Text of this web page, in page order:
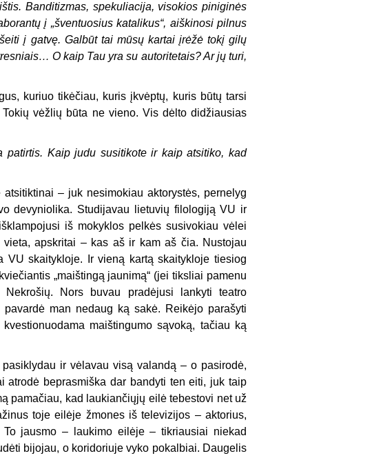
Banditizmas, spekuliacija, visokios piniginės
į „šventuosius katalikus“, aiškinosi pilnus
į gatvę. Galbūt tai mūsų kartai įrėžė tokį gilų
O kaip Tau yra su autoritetais? Ar jų turi,
kuriuo tikėčiau, kuris įkvėptų, kuris būtų tarsi
vėžlių būta ne vieno. Vis dėlto didžiausias
patirtis. Kaip judu susitikote ir kaip atsitiko, kad
atsitiktinai – juk nesimokiau aktorystės, pernelyg
devyniolika. Studijavau lietuvių filologiją VU ir
iš mokyklos pelkės susivokiau vėlei
apskritai – kas aš ir kam aš čia. Nustojau
VU skaitykloje. Ir vieną kartą skaitykloje tiesiog
„maištingą jaunimą“ (jei tiksliai pamenu
Nors buvau pradėjusi lankyti teatro
man nedaug ką sakė. Reikėjo parašyti
maištingumo sąvoką, tačiau ką
ir vėlavau visą valandą – o pasirodė,
atrodė beprasmiška dar bandyti ten eiti, juk taip
pamačiau, kad laukiančiųjų eilė tebestovi net už
toje eilėje žmones iš televizijos – aktorius,
jausmo – laukimo eilėje – tikriausiai niekad
bijojau, o koridoriuje vyko pokalbiai. Daugelis